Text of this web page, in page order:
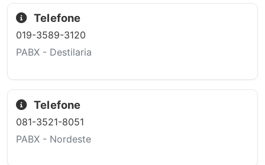
Telefone
019-3589-3120
PABX - Destilaria
Telefone
081-3521-8051
PABX - Nordeste